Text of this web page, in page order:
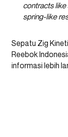
contracts
spring-like
Sepatu Zig
Reebok
informasi lebih